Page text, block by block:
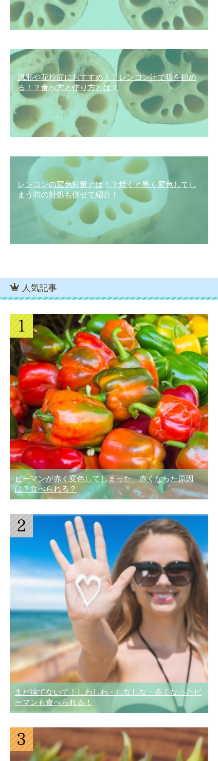
風邪や花粉症におすすめ！？レンコン汁で咳を鎮め
る！？食べ方と作り方とは？
レンコンの変色対策とは！？焼くと黒く変色してし
まう時の対処も併せて紹介！
人気記事
ピーマンが赤く変色してしまった、赤くなった原因
は？食べられる？
まだ捨てないで！しわしわ・しなしな・赤くなったピ
ーマンも食べられる！